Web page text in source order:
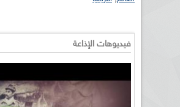
فيديوهات الإذاعة